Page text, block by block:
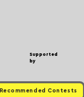
Supported
by
Recommended Contests